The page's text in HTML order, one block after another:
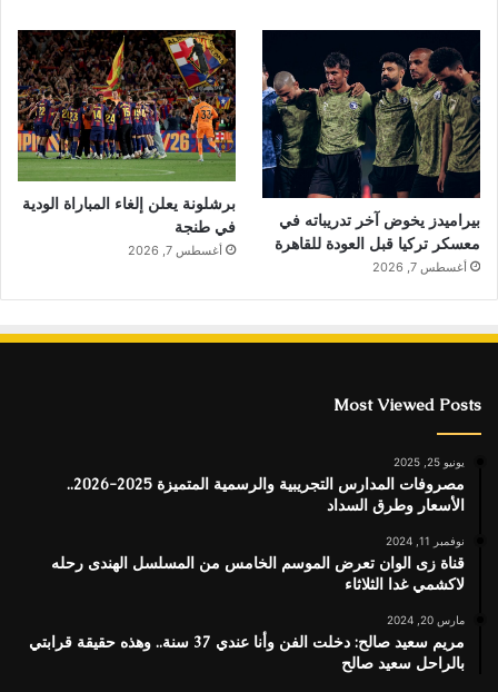
بيراميدز يخوض آخر تدريباته في
معسكر تركيا قبل العودة للقاهرة
أغسطس 7, 2026
برشلونة يعلن إلغاء المباراة الودية
في طنجة
أغسطس 7, 2026
Most Viewed Posts
يونيو 25, 2025
مصروفات المدارس التجريبية والرسمية المتميزة 2025-2026..
الأسعار وطرق السداد
نوفمبر 11, 2024
قناة زى الوان تعرض الموسم الخامس من المسلسل الهندى رحله
لاكشمي غدا الثلاثاء
مارس 20, 2024
مريم سعيد صالح: دخلت الفن وأنا عندي 37 سنة.. وهذه حقيقة قرابتي
بالراحل سعيد صالح